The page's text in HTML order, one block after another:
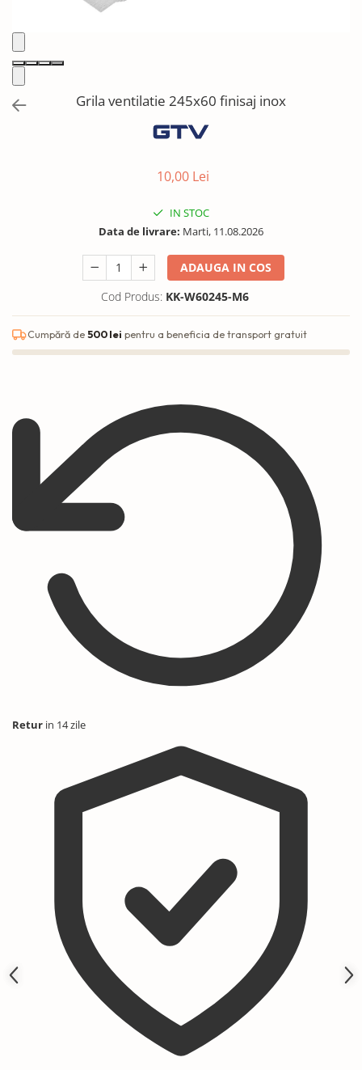
Plinte, antistropi & accesorii
Grila ventilatie 245x60 finisaj inox
10,00 Lei
IN STOC
Data de livrare: Marti, 11.08.2026
ADAUGA IN COS
Cod Produs: KK-W60245-M6
Cumpără de500 lei pentru a beneficia de transport gratuit
Retur in 14 zile